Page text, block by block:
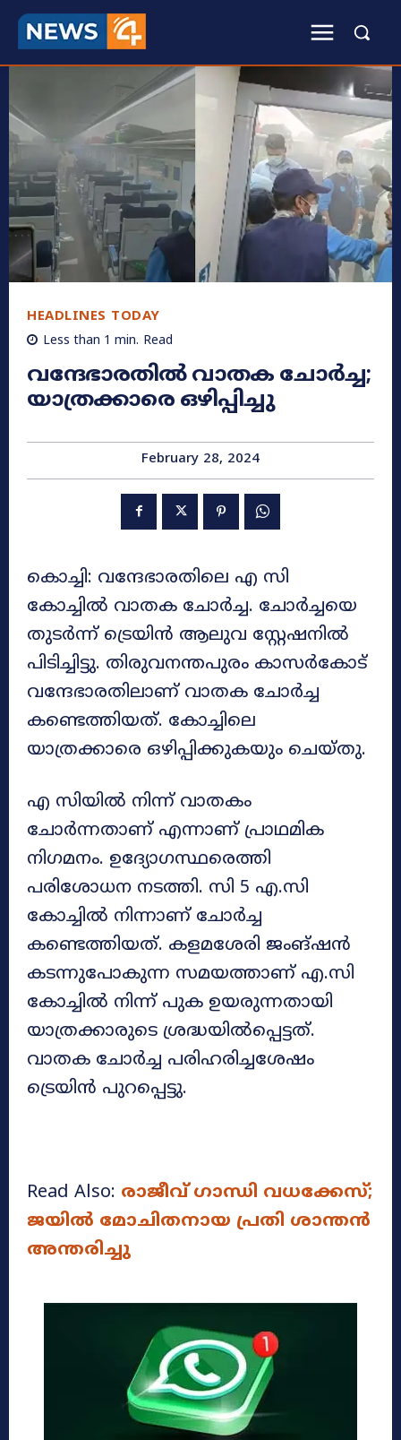
HEADLINES TODAY
Less than 1 min. Read
വന്ദേഭാരതിൽ വാതക ചോർച്ച;
യാത്രക്കാരെ ഒഴിപ്പിച്ചു
February 28, 2024
കൊച്ചി: വന്ദേഭാരതിലെ എ സി
കോച്ചിൽ വാതക ചോർച്ച. ചോർച്ചയെ
തുടർന്ന് ട്രെയിൻ ആലുവ സ്റ്റേഷനിൽ
പിടിച്ചിട്ടു. തിരുവനന്തപുരം കാസർകോട്
വന്ദേഭാരതിലാണ് വാതക ചോർച്ച
കണ്ടെത്തിയത്. കോച്ചിലെ
യാത്രക്കാരെ ഒഴിപ്പിക്കുകയും ചെയ്തു.
എ സിയില്‍ നിന്ന് വാതകം
ചോര്‍ന്നതാണ് എന്നാണ് പ്രാഥമിക
നിഗമനം. ഉദ്യോഗസ്ഥരെത്തി
പരിശോധന നടത്തി. സി 5 എ.സി
കോച്ചില്‍ നിന്നാണ് ചോർച്ച
കണ്ടെത്തിയത്. കളമശേരി ജംങ്ഷന്‍
കടന്നുപോകുന്ന സമയത്താണ് എ.സി
കോച്ചില്‍ നിന്ന് പുക ഉയരുന്നതായി
യാത്രക്കാരുടെ ശ്രദ്ധയിൽപ്പെട്ടത്.
വാതക ചോര്‍ച്ച പരിഹരിച്ചശേഷം
ട്രെയിന്‍ പുറപ്പെട്ടു.
Read Also: രാജീവ് ഗാന്ധി വധക്കേസ്;
ജയില്‍ മോചിതനായ പ്രതി ശാന്തന്‍
അന്തരിച്ചു